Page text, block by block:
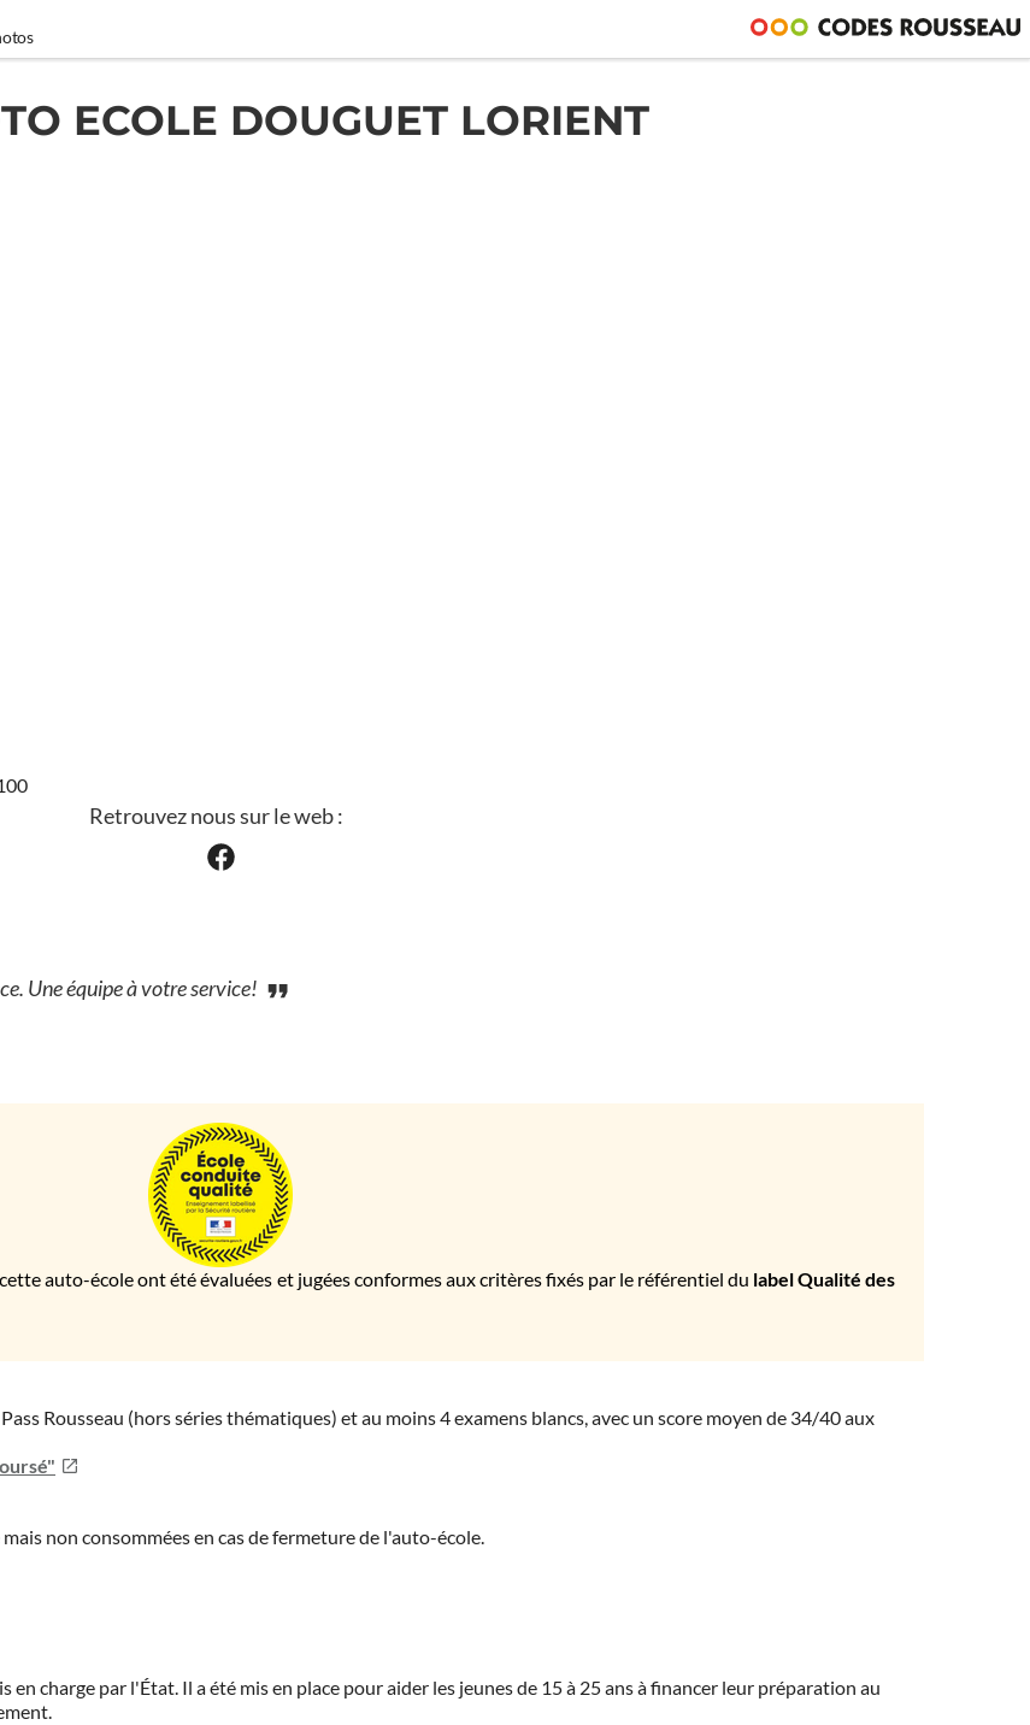
ECOLE DOUGUET LORIENT
Retrouvez nous sur le web :
Une équipe à votre service!
auto-école ont été évaluées et jugées conformes aux critères fixés par le référentiel du label Qualité des
Rousseau (hors séries thématiques) et au moins 4 examens blancs, avec un score moyen de 34/40 aux
non consommées en cas de fermeture de l'auto-école.
charge par l'État. Il a été mis en place pour aider les jeunes de 15 à 25 ans à financer leur préparation au